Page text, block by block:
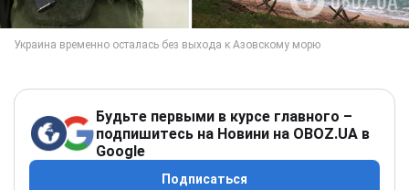
Будьте первыми в курсе главного –
подпишитесь на Новини на OBOZ.UA в
Google
Подписаться